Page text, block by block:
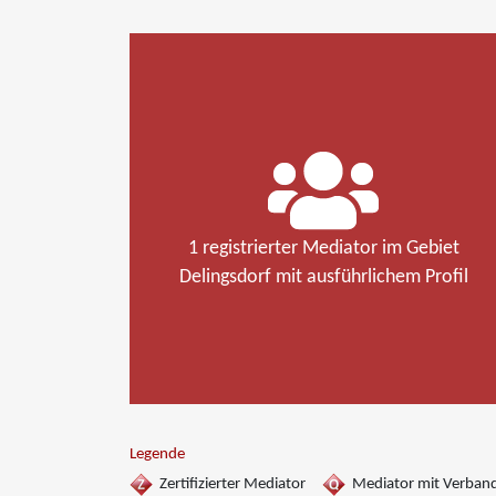
1 registrierter Mediator im Gebiet
Delingsdorf mit ausführlichem Profil
Legende
Zertifizierter Mediator
Mediator mit